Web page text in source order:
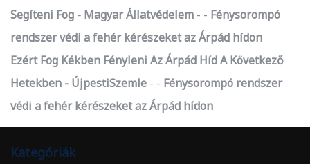
Segíteni Fog - Magyar Állatvédelem
- Fénysorompó
rendszer védi a fehér kérészeket az Árpád hídon
Ezért Fog Kékben Fényleni Az Árpád Híd A Következő
Hetekben - ÚjpestiSzemle
- Fénysorompó rendszer
védi a fehér kérészeket az Árpád hídon
Kategóriák